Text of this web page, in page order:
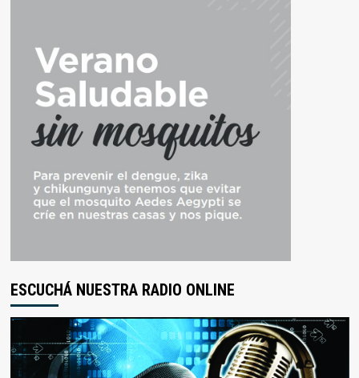
ESCUCHÁ NUESTRA RADIO ONLINE